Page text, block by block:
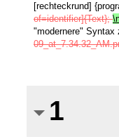
[rechteckrund]
of=identifier]{Text};
"modernere" Syntax
1